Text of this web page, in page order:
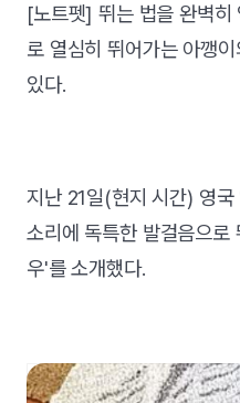
[노트펫] 뛰는 법을 완벽히
로 열심히 뛰어가는 아깽
있다.
지난 21일(현지 시간) 영
소리에 독특한 발걸음으로
우'를 소개했다.